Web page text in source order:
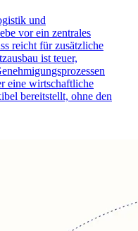
und
vor ein zentrales
reicht für zusätzliche
ist teuer,
eine wirtschaftliche
bereitstellt, ohne den